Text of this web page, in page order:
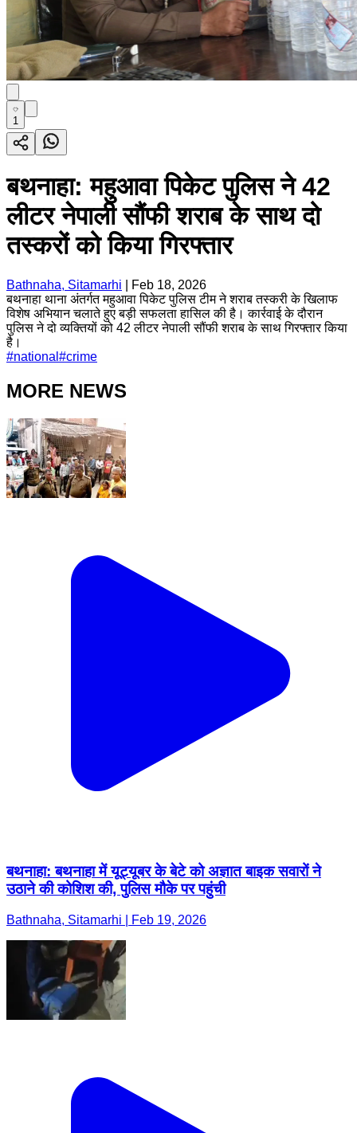
1
बथनाहा: महुआवा पिकेट पुलिस ने 42
लीटर नेपाली सौंफी शराब के साथ दो
तस्करों को किया गिरफ्तार
Bathnaha, Sitamarhi
Feb 18, 2026
बथनाहा थाना अंतर्गत महुआवा पिकेट पुलिस टीम ने शराब तस्करी के खिलाफ
विशेष अभियान चलाते हुए बड़ी सफलता हासिल की है। कार्रवाई के दौरान
पुलिस ने दो व्यक्तियों को 42 लीटर नेपाली सौंफी शराब के साथ गिरफ्तार किया
है।
#national #crime
MORE NEWS
बथनाहा: बथनाहा में यूट्यूबर के बेटे को अज्ञात बाइक सवारों ने
उठाने की कोशिश की, पुलिस मौके पर पहुंची
Bathnaha, Sitamarhi | Feb 19, 2026